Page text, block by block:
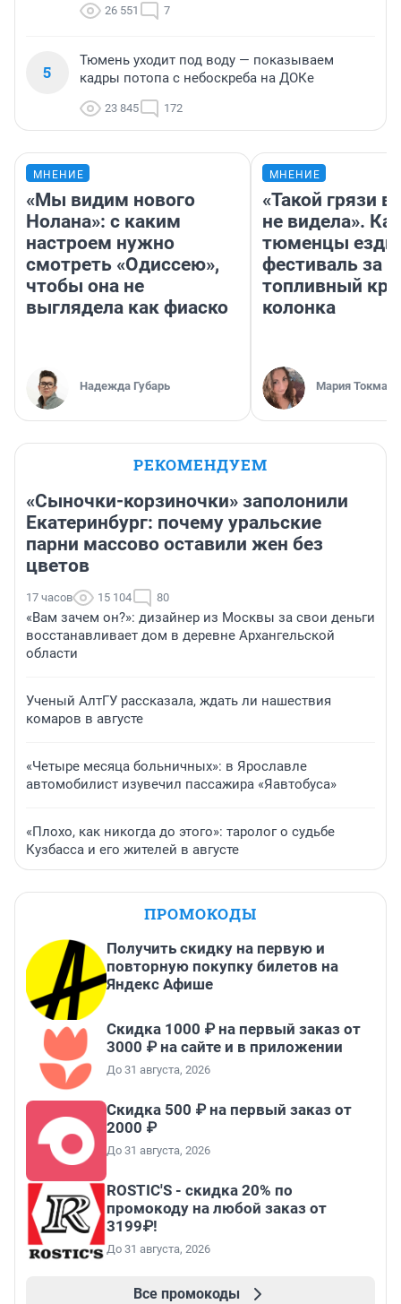
26 551 7
5
Тюмень уходит под воду — показываем
кадры потопа с небоскреба на ДОКе
23 845 172
МНЕНИЕ
«Мы видим нового
Нолана»: с каким
настроем нужно
смотреть «Одиссею»,
чтобы она не
выглядела как фиаско
Надежда Губарь
МНЕНИЕ
«Такой грязи
не видела».
тюменцы
фестиваль за
топливный
колонка
Мария
РЕКОМЕНДУЕМ
«Сыночки-корзиночки» заполонили
Екатеринбург: почему уральские
парни массово оставили жен без
цветов
17 часов 15 104 80
«Вам зачем он?»: дизайнер из Москвы за свои деньги
восстанавливает дом в деревне Архангельской
области
Ученый АлтГУ рассказала, ждать ли нашествия
комаров в августе
«Четыре месяца больничных»: в Ярославле
автомобилист изувечил пассажира «Яавтобуса»
«Плохо, как никогда до этого»: таролог о судьбе
Кузбасса и его жителей в августе
ПРОМОКОДЫ
Получить скидку на первую и
повторную покупку билетов на
Яндекс Афише
Скидка 1000 ₽ на первый заказ от
3000 ₽ на сайте и в приложении
До 31 августа, 2026
Скидка 500 ₽ на первый заказ от
2000 ₽
До 31 августа, 2026
ROSTIC'S - скидка 20% по
промокоду на любой заказ от
3199₽!
До 31 августа, 2026
Все промокоды